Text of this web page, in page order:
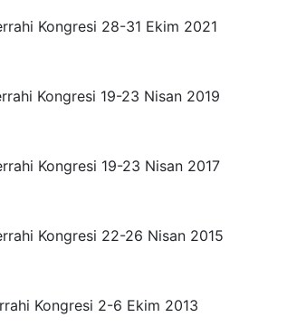
Kongresi 28-31 Ekim 2021
Kongresi 19-23 Nisan 2019
Kongresi 19-23 Nisan 2017
Kongresi 22-26 Nisan 2015
Kongresi 2-6 Ekim 2013